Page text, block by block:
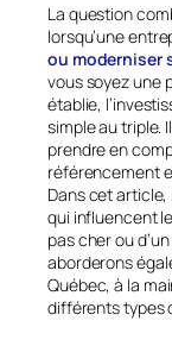
La question
lorsqu’une
ou moderniser
vous soyez une
établie,
simple au triple.
prendre en
référencement
Dans cet
qui influencent
pas cher ou
aborderons
Québec, à la
différents types